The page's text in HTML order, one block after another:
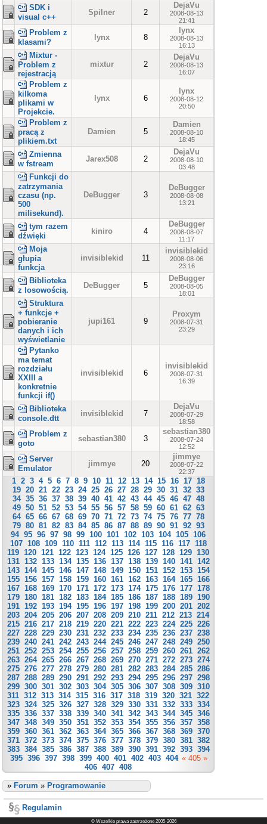
SDK i
visual c++
Spilner 2
DejaVu
2008-08-13
21:41
Problem z
klasami?
lynx 8
lynx
2008-08-13
16:13
Mixtur -
Problem z
rejestracją
mixtur 2
DejaVu
2008-08-13
16:07
Problem z
kilkoma
plikami w
Projekcie.
lynx 6
lynx
2008-08-12
20:50
Problem z
pracą z
plikiem.txt
Damien 5
Damien
2008-08-10
18:45
Zmienna
w fstream
Jarex508 2
DejaVu
2008-08-10
03:48
Funkcji do
zatrzymania
czasu (np.
500
milisekund).
DeBugger 3
DeBugger
2008-08-08
13:21
tym razem
dźwięki
kiniro 4
DeBugger
2008-08-07
11:17
Moja
głupia
funkcja
invisiblekid 11
invisiblekid
2008-08-06
23:16
Biblioteka
z losowością.
DeBugger 5
DeBugger
2008-08-05
18:01
Struktura
+ funkcje +
pobieranie
danych i ich
wyświetlanie
jupi161 9
Proxym
2008-07-31
23:29
Pytanko
ma temat
rozdziału
XXIII a
konkretnie
funkcji if()
invisiblekid 6
invisiblekid
2008-07-31
16:39
Biblioteka
console.dtt
invisiblekid 7
DejaVu
2008-07-29
18:58
Problem z
goto
sebastian380 3
sebastian380
2008-07-24
12:52
Server
Emulator
jimmye 20
jimmye
2008-07-22
22:37
1 2 3 4 5 6 7 8 9 10 11 12 13 14 15 16 17 18
19 20 21 22 23 24 25 26 27 28 29 30 31 32 33
34 35 36 37 38 39 40 41 42 43 44 45 46 47 48
49 50 51 52 53 54 55 56 57 58 59 60 61 62 63
64 65 66 67 68 69 70 71 72 73 74 75 76 77 78
79 80 81 82 83 84 85 86 87 88 89 90 91 92 93
94 95 96 97 98 99 100 101 102 103 104 105 106
107 108 109 110 111 112 113 114 115 116 117 118
119 120 121 122 123 124 125 126 127 128 129 130
131 132 133 134 135 136 137 138 139 140 141 142
143 144 145 146 147 148 149 150 151 152 153 154
155 156 157 158 159 160 161 162 163 164 165 166
167 168 169 170 171 172 173 174 175 176 177 178
179 180 181 182 183 184 185 186 187 188 189 190
191 192 193 194 195 196 197 198 199 200 201 202
203 204 205 206 207 208 209 210 211 212 213 214
215 216 217 218 219 220 221 222 223 224 225 226
227 228 229 230 231 232 233 234 235 236 237 238
239 240 241 242 243 244 245 246 247 248 249 250
251 252 253 254 255 256 257 258 259 260 261 262
263 264 265 266 267 268 269 270 271 272 273 274
275 276 277 278 279 280 281 282 283 284 285 286
287 288 289 290 291 292 293 294 295 296 297 298
299 300 301 302 303 304 305 306 307 308 309 310
311 312 313 314 315 316 317 318 319 320 321 322
323 324 325 326 327 328 329 330 331 332 333 334
335 336 337 338 339 340 341 342 343 344 345 346
347 348 349 350 351 352 353 354 355 356 357 358
359 360 361 362 363 364 365 366 367 368 369 370
371 372 373 374 375 376 377 378 379 380 381 382
383 384 385 386 387 388 389 390 391 392 393 394
395 396 397 398 399 400 401 402 403 404 « 405 »
406 407 408
» Forum » Programowanie
Regulamin
© Wszelkie prawa zastrzeżone 2005-2026